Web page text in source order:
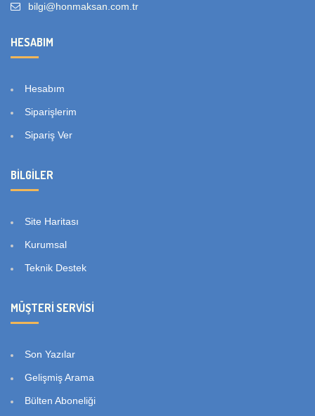
bilgi@honmaksan.com.tr
HESABIM
Hesabım
Siparişlerim
Sipariş Ver
BILGILER
Site Haritası
Kurumsal
Teknik Destek
MÜŞTERI SERVISI
Son Yazılar
Gelişmiş Arama
Bülten Aboneliği